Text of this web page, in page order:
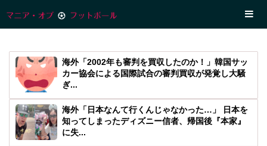
海外「2002年も審判を買収したのか！」韓国サッ
カー協会による国際試合の審判買収が発覚し大騒
ぎ...
海外「日本なんて行くんじゃなかった…」 日本を
知ってしまったディズニー信者、帰国後『本家』
に失...